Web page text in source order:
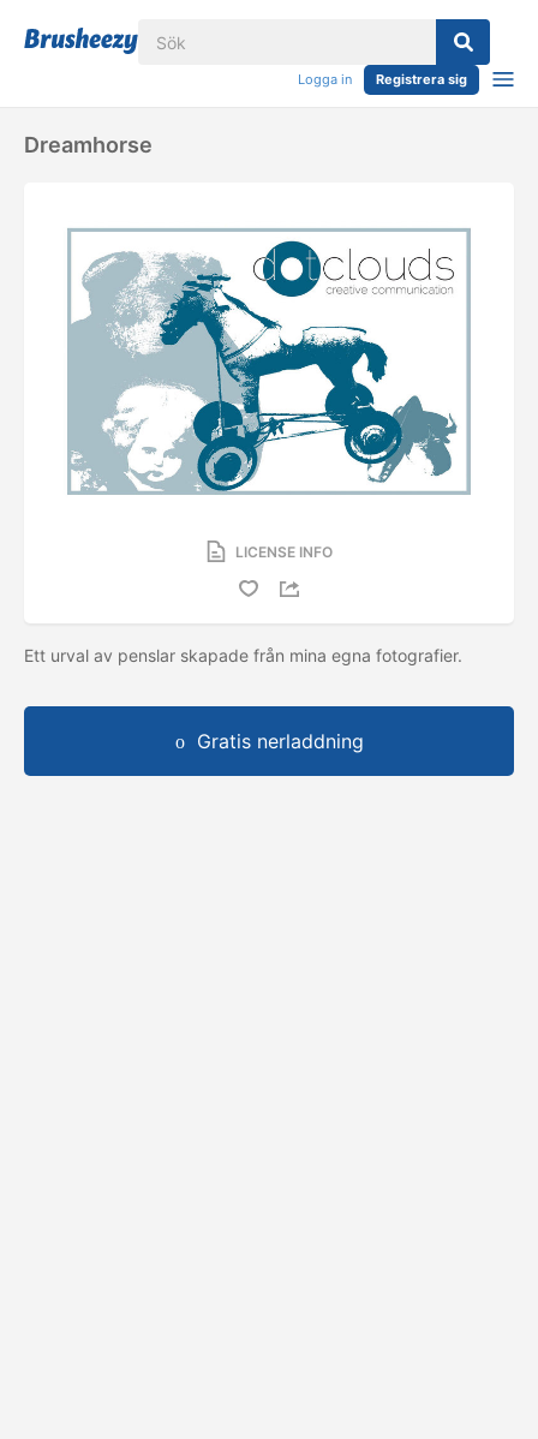
Logga in Registrera sig
Dreamhorse
LICENSE INFO
Ett urval av penslar skapade från mina egna fotografier.
Gratis nerladdning